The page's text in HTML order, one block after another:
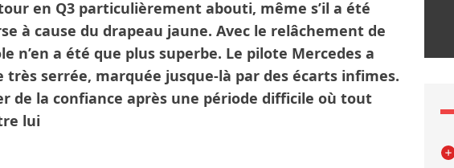
en Q3 particulièrement abouti, même s’il a été
à cause du drapeau jaune. Avec le relâchement de
n’en a été que plus superbe. Le pilote Mercedes a
très serrée, marquée jusque-là par des écarts infimes.
de la confiance après une période difficile où tout
lui